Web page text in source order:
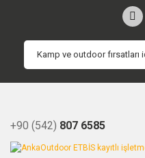
+90 (542) 807 6585